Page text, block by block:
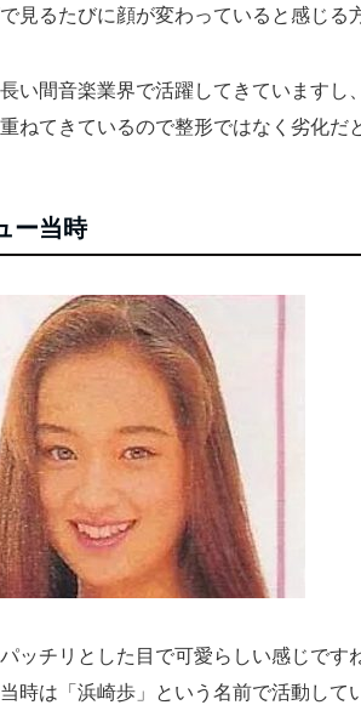
見るたびに顔が変わっていると感じる
い間音楽業界で活躍してきていますし、
ねてきているので整形ではなく劣化だ
ー当時
ッチリとした目で可愛らしい感じですね
時は「浜崎歩」という名前で活動して